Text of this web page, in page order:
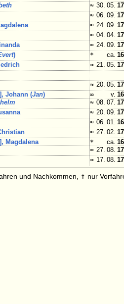
≈ 30. 05.
≈ 06. 09.
≈ 24. 09.
≈ 04. 04.
≈ 24. 09.
) * ca.
≈ 21. 05.
≈ 20. 05.
Johann (Jan) ∞ v.
≈ 08. 07.
≈ 20. 09.
≈ 06. 01.
≈ 27. 02.
Magdalena * ca.
≈ 27. 08.
≈ 17. 08.
und Nachkommen, ↑ nur